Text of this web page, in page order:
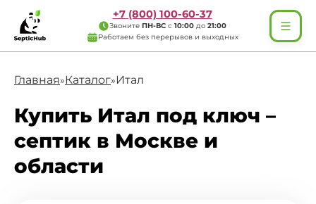
+7 (800) 100-60-37
Звоните ПН-ВС с 10:00 до 21:00
Работаем без перерывов и выходных
Главная»Каталог»Итал
Купить Итал под ключ –
септик в Москве и
области